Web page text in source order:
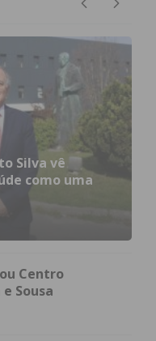
Silva vê
como uma
Centro
Sousa